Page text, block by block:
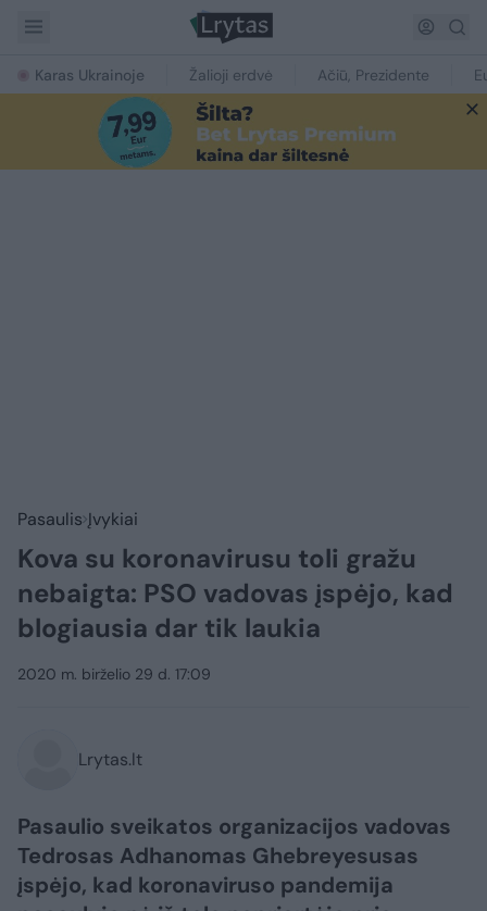
Karas Ukrainoje Žalioji erdvė Ačiū, Prezidente
Pasaulis Įvykiai
Kova su koronavirusu toli gražu
nebaigta: PSO vadovas įspėjo, kad
blogiausia dar tik laukia
2020 m. birželio 29 d. 17:09
Lrytas.lt
Pasaulio sveikatos organizacijos vadovas
Tedrosas Adhanomas Ghebreyesusas
įspėjo, kad koronaviruso pandemija